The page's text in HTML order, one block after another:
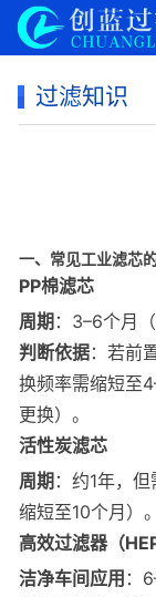
过滤知识
一、常见工业滤芯
PP棉滤芯
周期 ：3–6个月
判断依据：若前
换频率需缩短至
更换）。
活性炭滤芯
周期 ：约1年，
缩短至10个月）。
高效过滤器（
洁净车间应用 ：